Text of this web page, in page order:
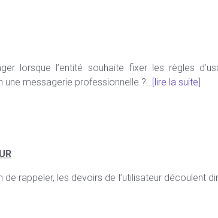
lorsque l’entité souhaite fixer les règles
une messagerie professionnelle ?…[lire la suite]
de rappeler, les devoirs de l’utilisateur découlent